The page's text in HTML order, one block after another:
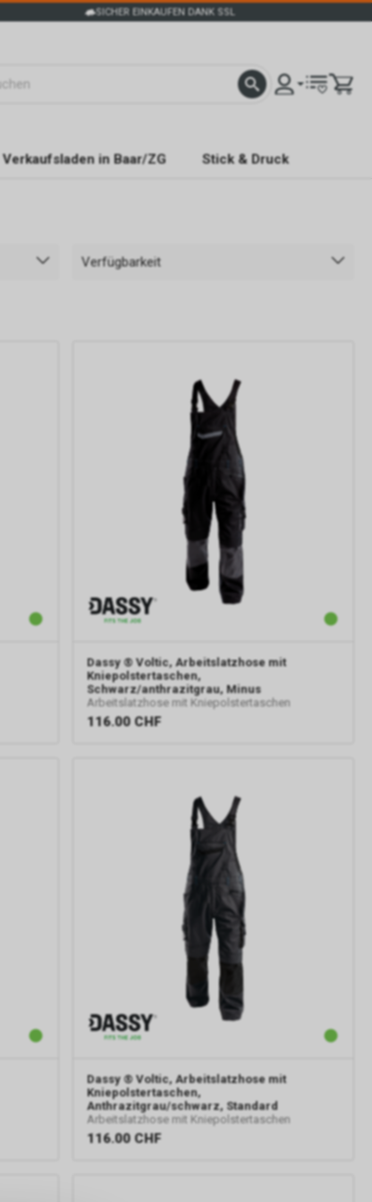
SICHER EINKAUFEN DANK SSL
Verkaufsladen in Baar/ZG Stick & Druck
Verfügbarkeit
Dassy ® Voltic, Arbeitslatzhose mit
Kniepolstertaschen,
Schwarz/anthrazitgrau, Minus
Arbeitslatzhose mit Kniepolstertaschen
116.00 CHF
Dassy ® Voltic, Arbeitslatzhose mit
Kniepolstertaschen,
Anthrazitgrau/schwarz, Standard
Arbeitslatzhose mit Kniepolstertaschen
116.00 CHF